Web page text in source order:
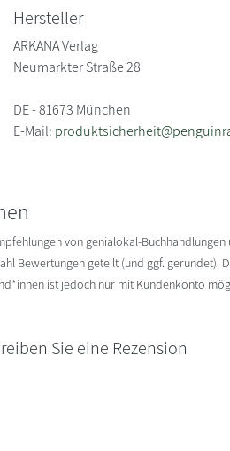
Hersteller
ARKANA Verlag
Neumarkter Straße 28
DE - 81673 München
E-Mail:
von genialokal-
Bewertungen geteilt (und ggf. gerundet).
ist jedoch nur mit Kundenkonto
Sie eine Rezension